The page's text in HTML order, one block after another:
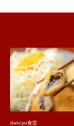
dancyu食堂